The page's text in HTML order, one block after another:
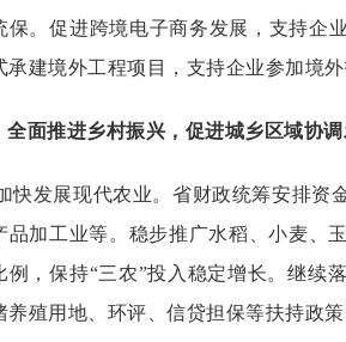
保。促进跨境电子商务发展，支持企
承建境外工程项目，支持企业参加境
全面推进乡村振兴，促进城乡区域协
快发展现代农业。省财政统筹安排资
品加工业等。稳步推广水稻、小麦、
例，保持“三农”投入稳定增长。继续
养殖用地、环评、信贷担保等扶持政